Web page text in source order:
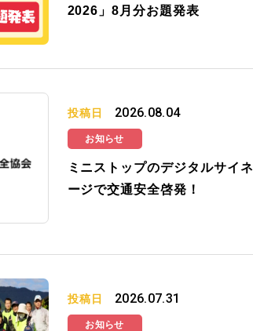
2026」8月分お題発表
投稿日 2026.08.04
お知らせ
ミニストップのデジタルサイネ
ージで交通安全啓発！
投稿日 2026.07.31
お知らせ